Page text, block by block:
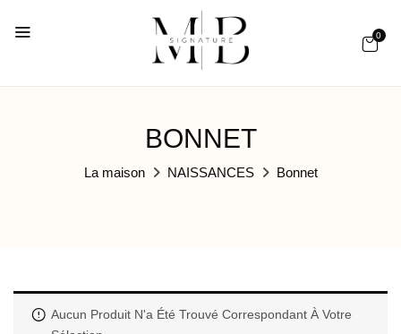
0
BONNET
La maison NAISSANCES Bonnet
Aucun Produit N'a Été Trouvé Correspondant À Votre